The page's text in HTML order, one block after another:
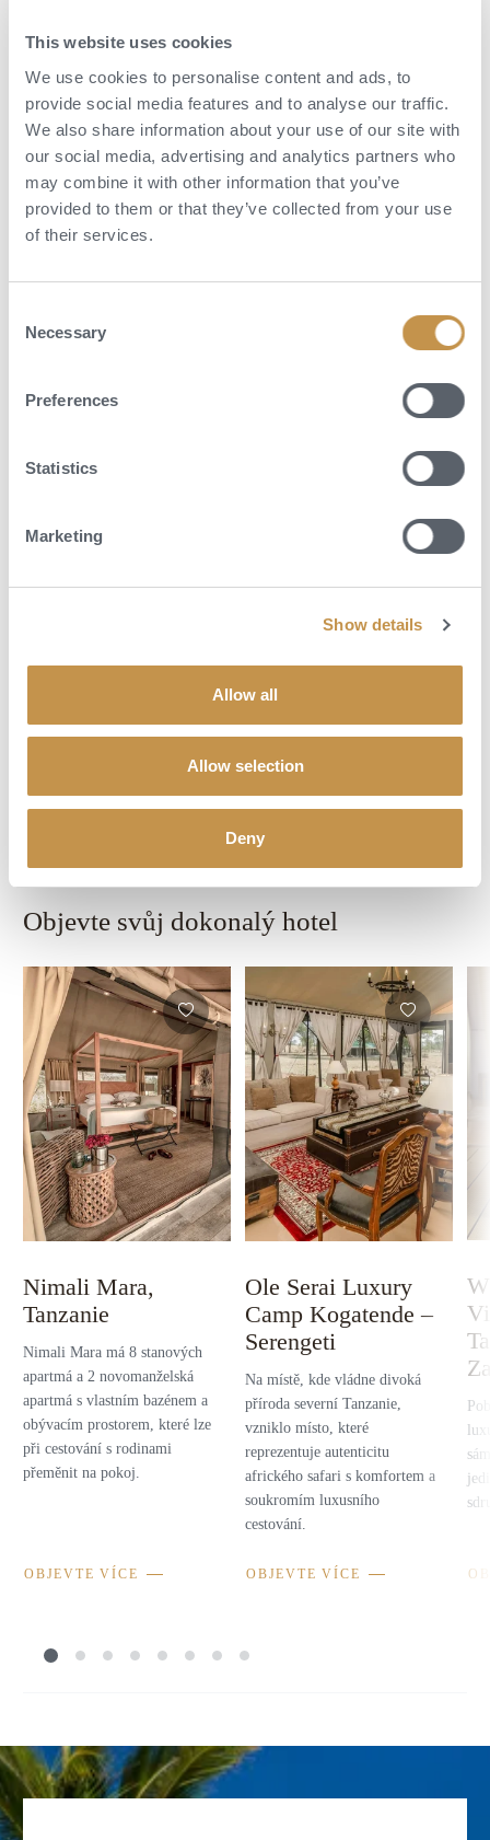
This website uses cookies
We use cookies to personalise content and ads, to
provide social media features and to analyse our traffic.
We also share information about your use of our site with
our social media, advertising and analytics partners who
may combine it with other information that you’ve
provided to them or that they’ve collected from your use
of their services.
Selection
Necessary
Preferences
Statistics
Marketing
Show details
Allow all
Allow selection
Deny
Aktivity
Pokud se cítíte energičtí, nazujte tenisky a běžte si zaběhat s Masaji,
prostě jen pozorujte divokou zvěř u vodní nádrže z pohodlí své terasy.
které se nikde jinde v Africe nevyskytuje. Zdejší lvi již dávno objevili
výhody toho, že mohou své teritorium obhlížet shora, a často je můžete
Pokud se cítíte aktivní, přidejte se k masajským bojovníkům a
nebem, který nemá obdoby. Za úsvitu je krajina klidná a krásná.
Vystoupejte na kopce mezi oběma stranami koncese a rozhlédněte se po
POPTAT DOVOLENOU
Objevte svůj dokonalý hotel
Nimali Mara,
Tanzanie
Nimali Mara má 8 stanových
apartmá a 2 novomanželská
apartmá s vlastním bazénem a
obývacím prostorem, které lze
při cestování s rodinami
přeměnit na pokoj.
OBJEVTE VÍCE
Ole Serai Luxury
Camp Kogatende –
Serengeti
Na místě, kde vládne divoká
příroda severní Tanzanie,
vzniklo místo, které
reprezentuje autenticitu
afrického safari s komfortem a
soukromím luxusního
cestování.
OBJEVTE VÍCE